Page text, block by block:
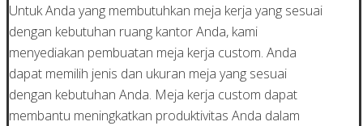
Untuk Anda yang membutuhkan meja kerja yang sesuai
dengan kebutuhan ruang kantor Anda, kami
menyediakan pembuatan meja kerja custom. Anda
dapat memilih jenis dan ukuran meja yang sesuai
dengan kebutuhan Anda. Meja kerja custom dapat
membantu meningkatkan produktivitas Anda dalam